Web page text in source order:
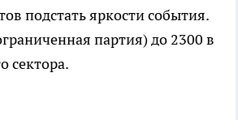
подстать яркости события.
партия) до 2300 в
сектора.